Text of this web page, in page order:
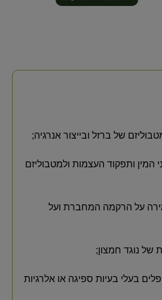
של ברזל ובייצור אנרגיה;
המין ותפקוד העצמות ולמטבוליזם
על הרקמה המחברת ועל
של נוגד חמצון;
בעלי בעיות ספיגה או אלרגיות